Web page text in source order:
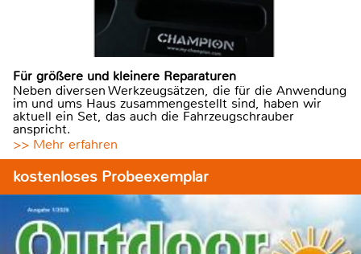
Für größere und kleinere Reparaturen
Neben diversen Werkzeugsätzen, die für die Anwendung
im und ums Haus zusammengestellt sind, haben wir
aktuell ein Set, das auch die Fahrzeugschrauber
anspricht.
>> Mehr erfahren
kostenloses Probeexemplar